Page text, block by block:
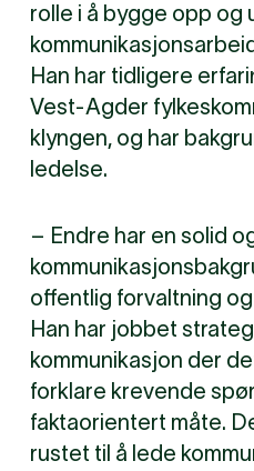
rolle i å bygge opp og
Han har tidligere
Vest-Agder
klyngen, og har
ledelse.
– Endre har en solid
offentlig forvaltning
Han har jobbet
kommunikasjon der
forklare krevende
faktaorientert måte.
rustet til å lede